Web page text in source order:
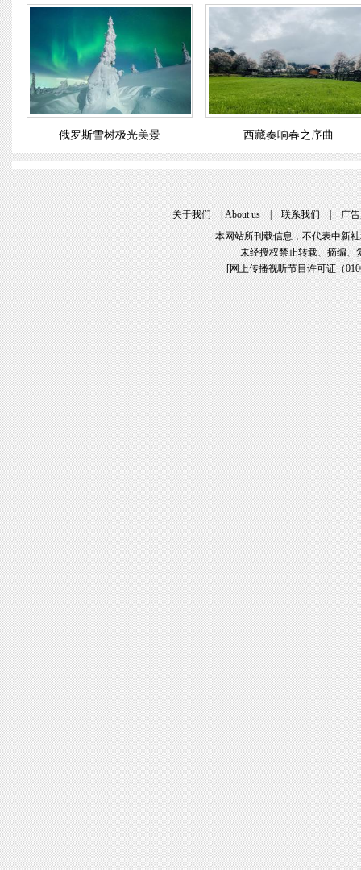
俄罗斯雪树极光美景 西藏奏响春之序曲
关于我们 | About u | 联系我们 | 广
本网站所刊载信息，不代表中新
未经授权禁止转载、摘编、
[网上传播视听节目许可证（